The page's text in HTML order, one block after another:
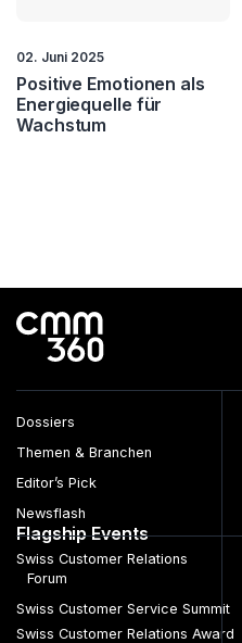
02. Juni 2025
Positive Emotionen als
Energiequelle für
Wachstum
Dossiers
Themen & Branchen
Editor’s Pick
Newsflash
Flagship Events
Swiss Customer Relations
Forum
Swiss Customer Service Summit
Swiss Customer Relations Award